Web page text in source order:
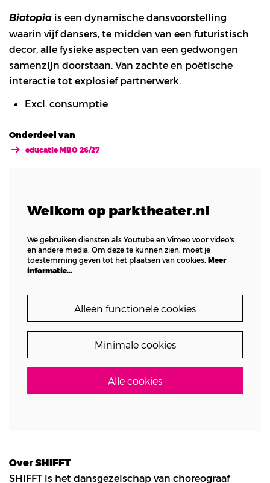
Biotopia is een dynamische dansvoorstelling
waarin vijf dansers, te midden van een futuristisch
decor, alle fysieke aspecten van een gedwongen
samenzijn doorstaan. Van zachte en poëtische
interactie tot explosief partnerwerk.
Excl. consumptie
Onderdeel van
educatie MBO 26/27
Welkom op parktheater.nl
We gebruiken diensten als Youtube en Vimeo voor video's
en andere media. Om deze te kunnen zien, moet je
toestemming geven tot het plaatsen van cookies. Meer
informatie…
Alleen functionele cookies
Minimale cookies
Alle cookies
Over SHIFFT
SHIFFT is het dansgezelschap van choreograaf